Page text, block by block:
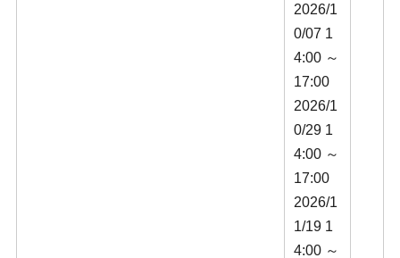
2026/1
0/07 1
4:00 ～
17:00
2026/1
0/29 1
4:00 ～
17:00
2026/1
1/19 1
4:00 ～